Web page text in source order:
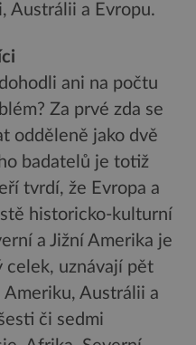
Austrálii a Evropu.
ani na počtu
Za prvé zda se
odděleně jako dvě
badatelů je totiž
tvrdí, že Evropa a
historicko-kulturní
a Jižní Amerika je
celek, uznávají pět
Austrálii a
či sedmi